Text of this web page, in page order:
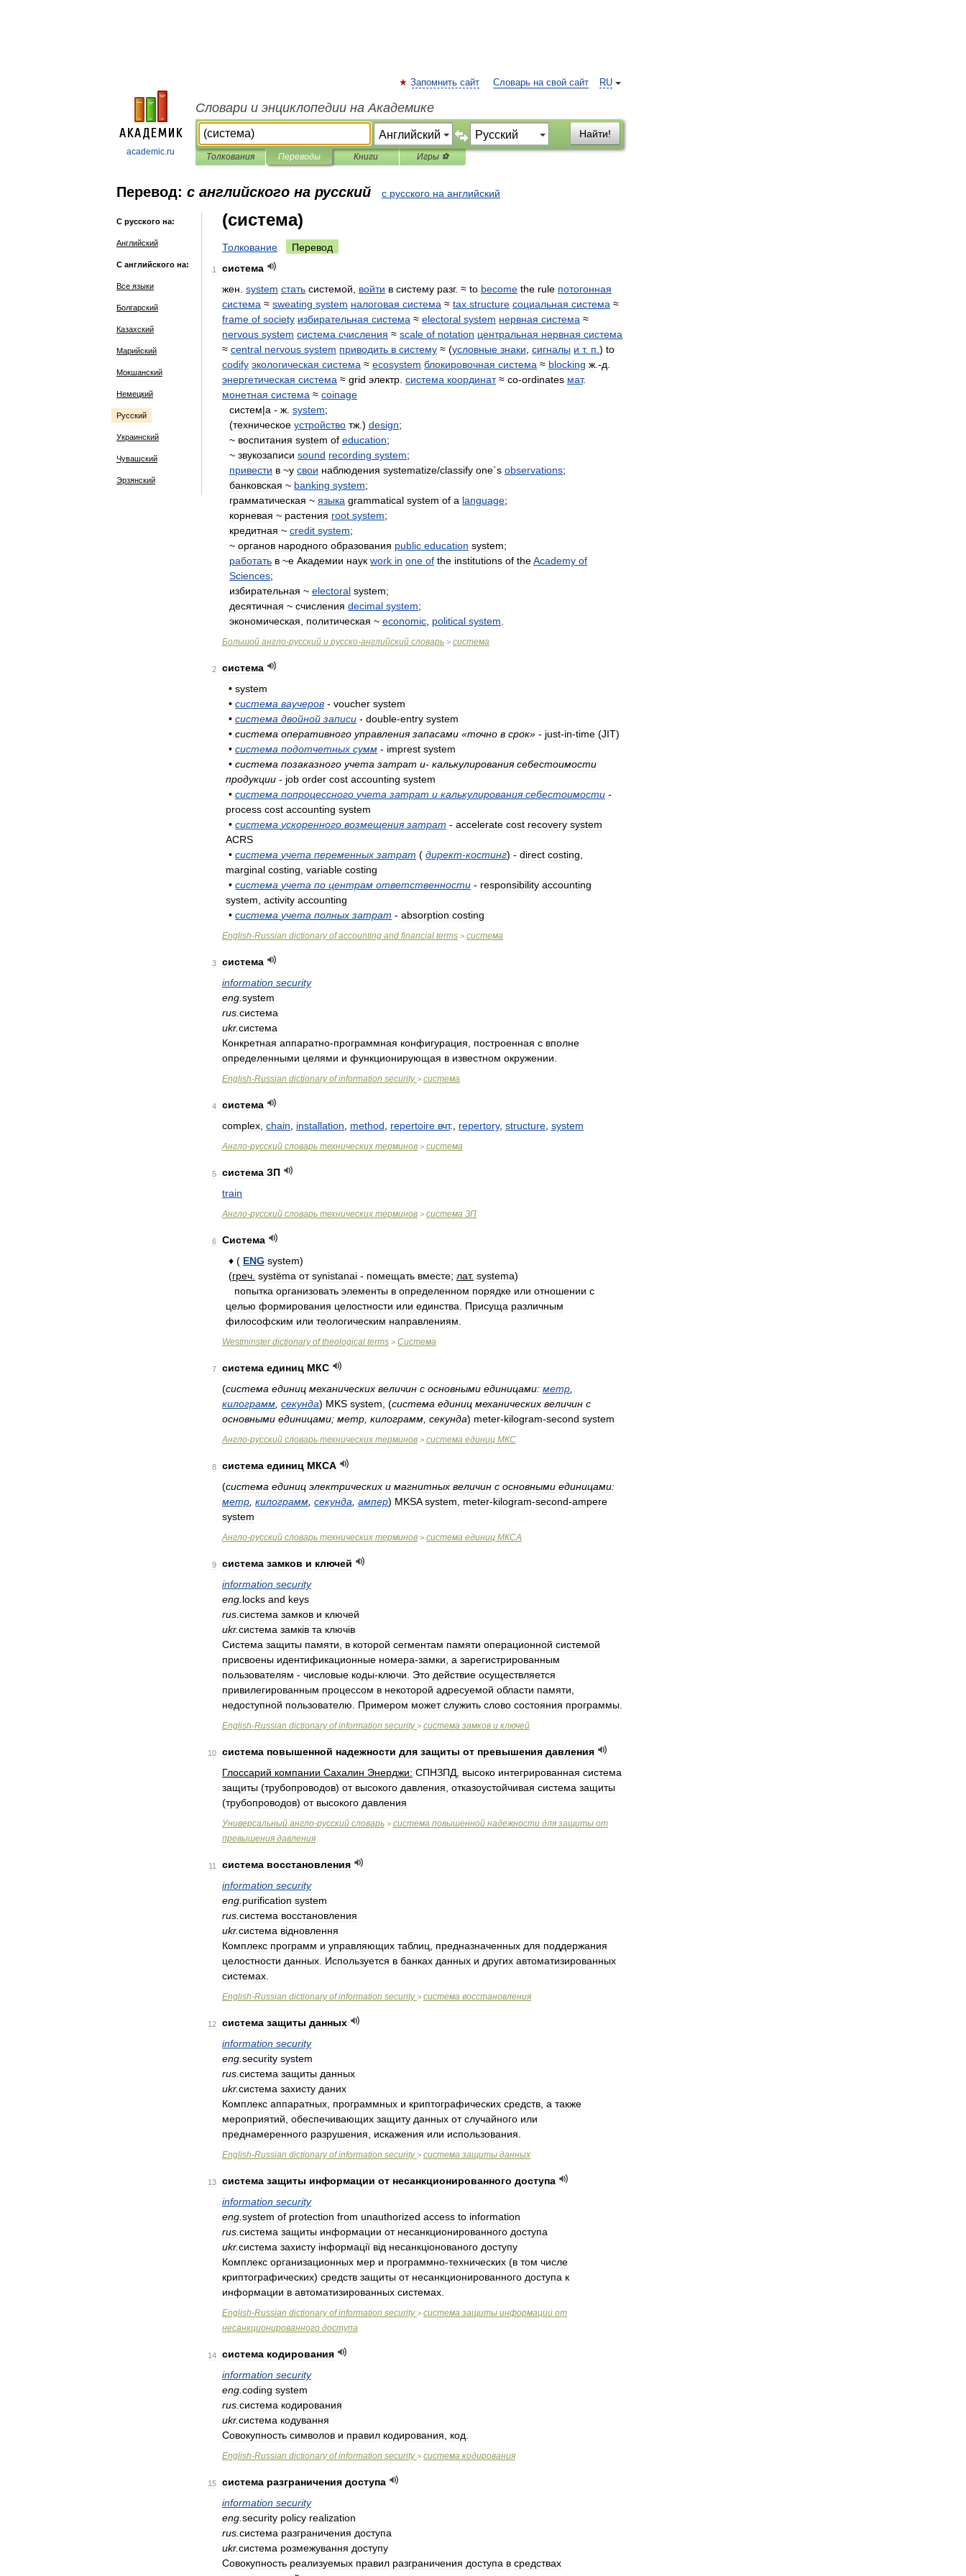
academic.ru
RU
Запомнить сайт Словарь на свой сайт
Словари и энциклопедии на Академике
Найти!
Толкования Переводы Книги Игры ⚽
Перевод: с английского на русский с русского на английский
С русского на:
Английский
С английского на:
Все языки
Болгарский
Казахский
Марийский
Мокшанский
Немецкий
Русский
Украинский
Чувашский
Эрзянский
(система)
Толкование Перевод
1
система
жен system стать системой войти в систему разг. ≈ to become the rule потогонная
система ≈ sweating system налоговая система ≈ tax structure социальная система ≈
frame of society избирательная система ≈ electoral system нервная система ≈
nervous system система счисления ≈ scale of notation центральная нервная система
≈ central nervous system приводить в систему ≈ (условные знаки сигналы и т. п ) to
codify экологическая система ≈ ecosystem блокировочная система ≈ blocking ж .-д
энергетическая система ≈ grid электр система координат≈ co-ordinates мат.
монетная система ≈ coinage
систем|а - ж system;
(техническое устройство тж .) design;
~ воспитания system of education;
~ звукозаписи sound recording system;
привести в ~y свои наблюдения systematize/classify one`s observations;
банковская ~ banking system;
грамматическая ~ языка grammatical system of a language;
корневая ~ растения root system;
кредитная ~ credit system;
~ органов народного образования public education system;
работать в ~е Академии наук work in one of the institutions of theAcademy of
Sciences;
избирательная ~ electoral system;
десятичная ~ счисления decimal system;
экономическая
политическая ~ economic political system
Большой англо-русский и русско-английский словарь > система
2
система
• system
• система ваучеров - voucher system
• система двойной записи - double-entry system
• система оперативного управления запасами «точно в срок» - just-in-time (JIT)
• система подотчетных сумм - imprest system
• система позаказного учета затрат и- калькулирования себестоимости
продукции - job order cost accounting system
• система попроцессного учета затрат и калькулирования себестоимости -
process cost accounting system
• система ускоренного возмещения затрат - accelerate cost recovery system
ACRS
• система учета переменных затрат ( директ-костинг) - direct costing
marginal costing variable costing
• система учета по центрам ответственности - responsibility accounting
system activity accounting
• система учета полных затрат - absorption costing
English-Russian dictionary of accounting and financial terms > система
3
система
information security
eng system
rus система
ukr.система
Конкретная аппаратно-программная конфигурация построенная с вполне
определенными целями и функционирующая в известном окружении
English-Russian dictionary of information security > система
4
система
complex chain installation method repertoire вчт., repertory, structure system
Англо-русский словарь технических терминов > система
5 система ЗП
train
Англо-русский словарь технических терминов > система ЗП
6
Система
♦ ( ENG system)
(греч systëma от synistanai - помещать вместе; лат. systema)
попытка организовать элементы в определенном порядке или отношении с
целью формирования целостности или единства Присуща различным
философским или теологическим направлениям
Westminster dictionary of theological terms > Система
7 система единиц МКС
(система единиц механических величин с основными единицами: метр
килограмм секунда) MKS system (система единиц механических величин с
основными единицами; метр килограмм секунда) meter-kilogram-second system
Англо-русский словарь технических терминов > система единиц МКС
8 система единиц МКСА
(система единиц электрических и магнитных величин с основными единицами:
метр килограмм секунда ампер) MKSA system meter-kilogram-second-ampere
system
Англо-русский словарь технических терминов > система единиц МКСА
9 система замков и ключей
information security
eng locks and keys
rus система замков и ключей
ukr.система замків та ключів
Система защиты памяти в которой сегментам памяти операционной системой
присвоены идентификационные номера-замки а зарегистрированным
пользователям - числовые коды-ключи Это действие осуществляется
привилегированным процессом в некоторой адресуемой области памяти
недоступной пользователю Примером может служить слово состояния программы
English-Russian dictionary of information security > система замков и ключей
10 система повышенной надежности для защиты от превышения давления
Глоссарий компании Сахалин Энерджи: СПНЗПД высоко интегрированная система
защиты (трубопроводов) от высокого давления отказоустойчивая система защиты
(трубопроводов) от высокого давления
Универсальный англо-русский словарь > система повышенной надежности для защиты от
превышения давления
11 система восстановления
information security
eng purification system
rus система восстановления
ukr.система відновлення
Комплекс программ и управляющих таблиц предназначенных для поддержания
целостности данных Используется в банках данных и других автоматизированных
системах
English-Russian dictionary of information security > система восстановления
12 система защиты данных
information security
eng security system
rus система защиты данных
ukr.система захисту даних
Комплекс аппаратных программных и криптографических средств а также
мероприятий обеспечивающих защиту данных от случайного или
преднамеренного разрушения искажения или использования
English-Russian dictionary of information security > система защиты данных
13 система защиты информации от несанкционированного доступа
information security
eng system of protection from unauthorized access to information
rus система защиты информации от несанкционированного доступа
ukr.система захисту інформації від несанкціонованого доступу
Комплекс организационных мер и программно-технических (в том числе
криптографических) средств защиты от несанкционированного доступа к
информации в автоматизированных системах
English-Russian dictionary of information security > система защиты информации от
несанкционированного доступа
14 система кодирования
information security
eng coding system
rus система кодирования
ukr.система кодування
Совокупность символов и правил кодирования код
English-Russian dictionary of information security > система кодирования
15 система разграничения доступа
information security
eng security policy realization
rus система разграничения доступа
ukr.система розмежування доступу
Совокупность реализуемых правил разграничения доступа в средствах